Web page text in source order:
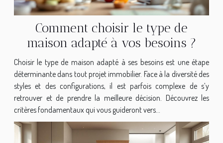
Comment choisir le type de
maison adapté à vos besoins ?
Choisir le type de maison adapté à ses besoins est une étape
déterminante dans tout projet immobilier. Face à la diversité des
styles et des configurations, il est parfois complexe de s’y
retrouver et de prendre la meilleure décision. Découvrez les
critères fondamentaux qui vous guideront vers...